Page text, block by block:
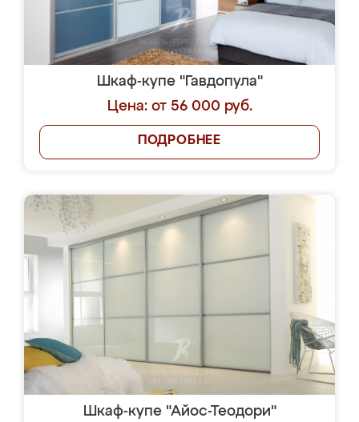
Шкаф-купе "Гавдопула"
Цена: от 56 000 руб.
ПОДРОБНЕЕ
Шкаф-купе "Айос-Теодори"